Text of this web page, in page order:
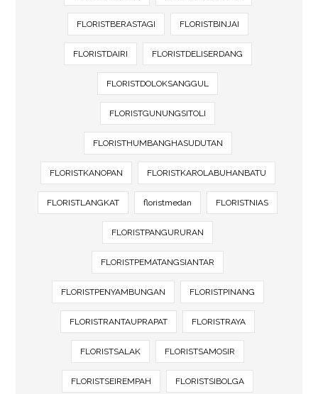
FLORISTBERASTAGI FLORISTBINJAI
FLORISTDAIRI FLORISTDELISERDANG
FLORISTDOLOKSANGGUL
FLORISTGUNUNGSITOLI
FLORISTHUMBANGHASUDUTAN
FLORISTKANOPAN FLORISTKAROLABUHANBATU
FLORISTLANGKAT floristmedan FLORISTNIAS
FLORISTPANGURURAN
FLORISTPEMATANGSIANTAR
FLORISTPENYAMBUNGAN FLORISTPINANG
FLORISTRANTAUPRAPAT FLORISTRAYA
FLORISTSALAK FLORISTSAMOSIR
FLORISTSEIREMPAH FLORISTSIBOLGA